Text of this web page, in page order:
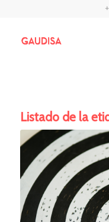
Listado de la